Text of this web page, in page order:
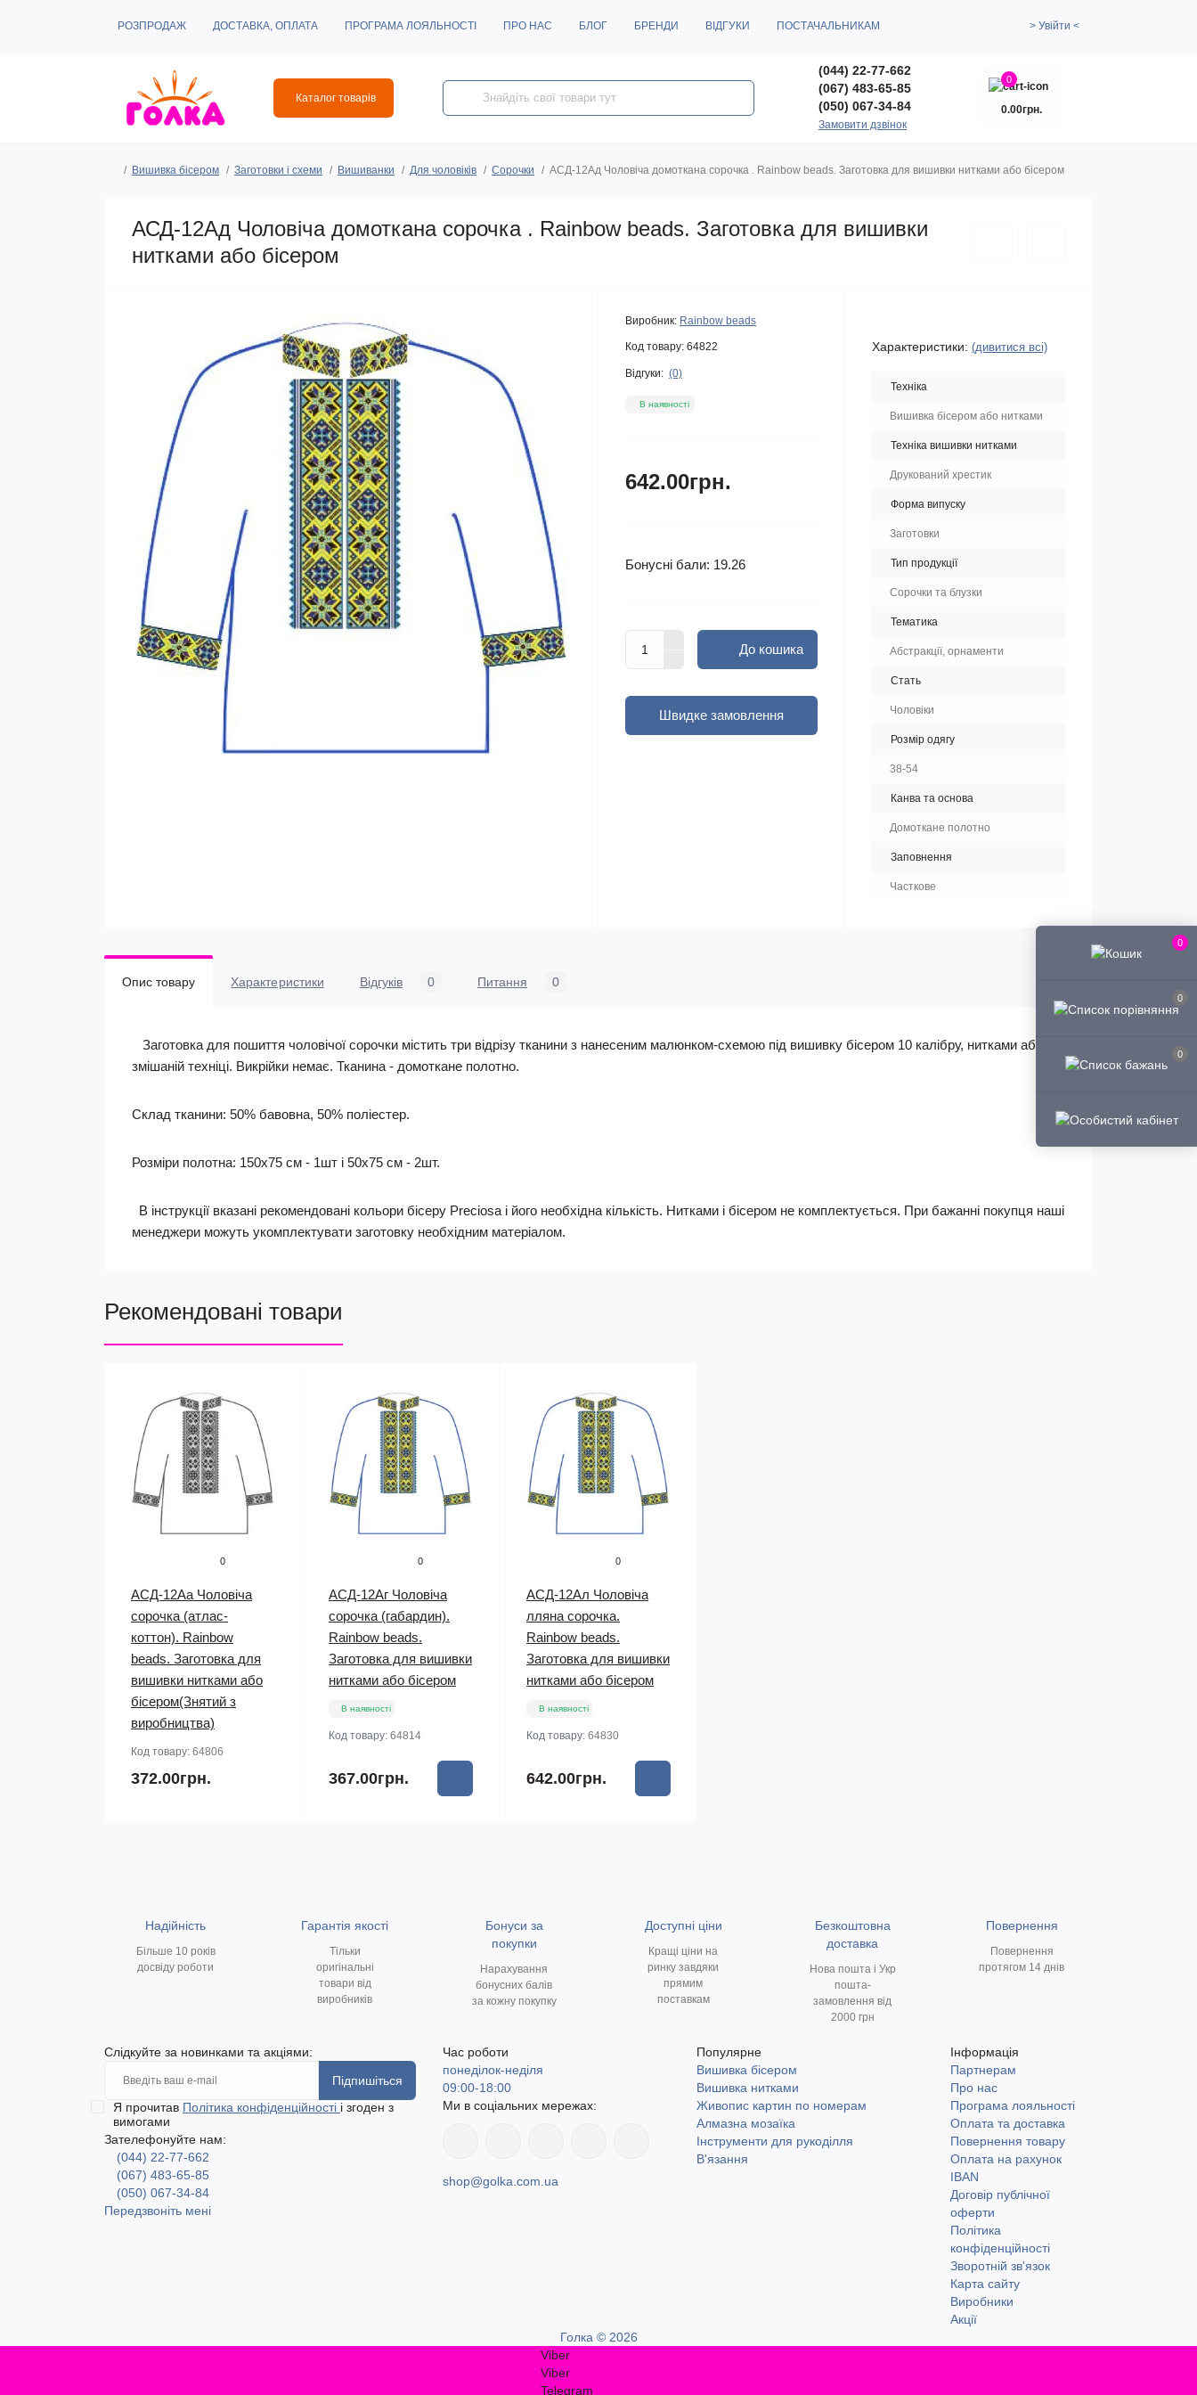
0
0
0
РОЗПРОДАЖ ДОСТАВКА, ОПЛАТА ПРОГРАМА ЛОЯЛЬНОСТІ ПРО НАС БЛОГ БРЕНДИ ВІДГУКИ ПОСТАЧАЛЬНИКАМ > Увійти <
Каталог товарів
(044) 22-77-662
(067) 483-65-85
(050) 067-34-84
Замовити дзвінок
0
0.00грн.
Вишивка бісером Заготовки і схеми Вишиванки Для чоловіків Сорочки АСД-12Ад Чоловіча домоткана сорочка . Rainbow beads. Заготовка для вишивки нитками або бісером
АСД-12Ад Чоловіча домоткана сорочка . Rainbow beads. Заготовка для вишивки
нитками або бісером
Виробник: Rainbow beads
Код товару: 64822
Відгуки: (0)
В наявності
642.00грн.
Бонусні бали: 19.26
До кошика
Швидке замовлення
Характеристики: (дивитися всі)
Техніка
Вишивка бісером або нитками
Техніка вишивки нитками
Друкований хрестик
Форма випуску
Заготовки
Тип продукції
Сорочки та блузки
Тематика
Абстракції, орнаменти
Стать
Чоловіки
Розмір одягу
38-54
Канва та основа
Домоткане полотно
Заповнення
Часткове
Опис товару Характеристики Відгуків 0 Питання 0
Заготовка для пошиття чоловічої сорочки містить три відрізу тканини з нанесеним малюнком-схемою під вишивку бісером 10 калібру, нитками або в
змішаній техніці. Викрійки немає. Тканина - домоткане полотно.
Склад тканини: 50% бавовна, 50% поліестер.
Розміри полотна: 150х75 см - 1шт і 50х75 см - 2шт.
В інструкції вказані рекомендовані кольори бісеру Preciosa і його необхідна кількість. Нитками і бісером не комплектується. При бажанні покупця наші
менеджери можуть укомплектувати заготовку необхідним матеріалом.
Рекомендовані товари
0
АСД-12Аа Чоловіча
сорочка (атлас-
коттон). Rainbow
beads. Заготовка для
вишивки нитками або
бісером(Знятий з
виробництва)
Код товару: 64806
372.00грн.
0
АСД-12Аг Чоловіча
сорочка (габардин).
Rainbow beads.
Заготовка для вишивки
нитками або бісером
В наявності
Код товару: 64814
367.00грн.
0
АСД-12Ал Чоловіча
лляна сорочка.
Rainbow beads.
Заготовка для вишивки
нитками або бісером
В наявності
Код товару: 64830
642.00грн.
Надійність
Більше 10 років
досвіду роботи
Гарантія якості
Тільки
оригінальні
товари від
виробників
Бонуси за
покупки
Нарахування
бонусних балів
за кожну покупку
Доступні ціни
Кращі ціни на
ринку завдяки
прямим
поставкам
Безкоштовна
доставка
Нова пошта і Укр
пошта-
замовлення від
2000 грн
Повернення
Повернення
протягом 14 днів
Слідкуйте за новинками та акціями:
Підпишіться
Я прочитав Політика конфіденційності і згоден з
вимогами
Зателефонуйте нам:
(044) 22-77-662
(067) 483-65-85
(050) 067-34-84
Передзвоніть мені
Час роботи
понеділок-неділя
09:00-18:00
Ми в соціальних мережах:
shop@golka.com.ua
Популярне
Вишивка бісером
Вишивка нитками
Живопис картин по номерам
Алмазна мозаїка
Інструменти для рукоділля
В'язання
Інформація
Партнерам
Про нас
Програма лояльності
Оплата та доставка
Повернення товару
Оплата на рахунок
IBAN
Договір публічної
оферти
Політика
конфіденційності
Зворотній зв'язок
Карта сайту
Виробники
Акції
Голка © 2026
Viber
Viber
Telegram